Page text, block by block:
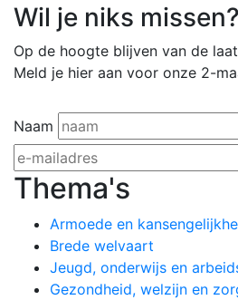
Wil je niks missen?
Op de hoogte blijven van de
Meld je hier aan voor onze 2-
Naam
Thema's
Armoede en
Brede welvaart
Jeugd, onderwijs en
Gezondheid, welzijn en